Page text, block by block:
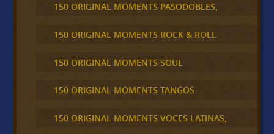
150 ORIGINAL MOMENTS PASODOBLES,
150 ORIGINAL MOMENTS ROCK & ROLL
150 ORIGINAL MOMENTS SOUL
150 ORIGINAL MOMENTS TANGOS
150 ORIGINAL MOMENTS VOCES LATINAS,